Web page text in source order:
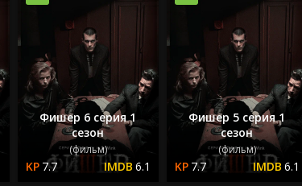
Фишер 6 серия 1
сезон
(фильм)
7.7 6.1
Фишер 5 серия 1
сезон
(фильм)
7.7 6.1